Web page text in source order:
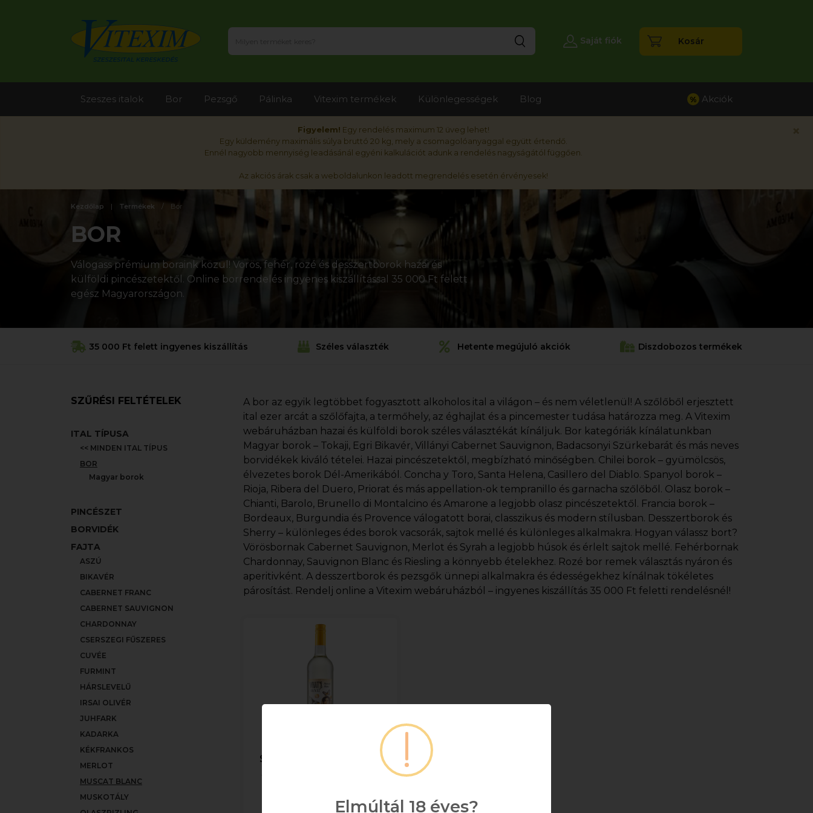
Figyelem! Egy rendelés maximum 12 üveg lehet!
Egy küldemény maximális súlya bruttó 20 kg, mely a csomagolóanyaggal együtt értendő.
Ennél nagyobb mennyiség leadásánál egyéni kalkulációt adunk a rendelés nagyságától függően.
Az akciós árak csak a weboldalunkon leadott megrendelés esetén érvényesek!
Saját fiók Kosár
Szeszes italok Bor Pezsgő Pálinka Vitexim termékek Különlegességek Blog % Akciók
Kezdőlap Termékek Bor
BOR
Válogass prémium boraink közül! Vörös, fehér, rozé és desszertborok hazai és
külföldi pincészetektől. Online borrendelés ingyenes kiszállítással 35 000 Ft felett
egész Magyarországon.
35 000 Ft felett ingyenes kiszállítás Széles választék Hetente megújuló akciók Diszdobozos termékek
SZŰRÉSI FELTÉTELEK
ITAL TÍPUSA
<< MINDEN ITAL TÍPUS
BOR
Magyar borok
PINCÉSZET
BORVIDÉK
FAJTA
ASZÚ
BIKAVÉR
CABERNET FRANC
CABERNET SAUVIGNON
CHARDONNAY
CSERSZEGI FŰSZERES
CUVÉE
FURMINT
HÁRSLEVELŰ
IRSAI OLIVÉR
JUHFARK
KADARKA
KÉKFRANKOS
MERLOT
MUSCAT BLANC
MUSKOTÁLY
A bor az egyik legtöbbet fogyasztott alkoholos ital a világon – és nem véletlenül! A szőlőből erjesztett
ital ezer arcát a szőlőfajta, a termőhely, az éghajlat és a pincemester tudása határozza meg. A Vitexim
webáruházban hazai és külföldi borok széles választékát kínáljuk. Bor kategóriák kínálatunkban
Magyar borok – Tokaji, Egri Bikavér, Villányi Cabernet Sauvignon, Badacsonyi Szürkebarát és más neves
borvidékek kiváló tételei. Hazai pincészetektől, megbízható minőségben. Chilei borok – gyümölcsös,
élvezetes borok Dél-Amerikából. Concha y Toro, Santa Helena, Casillero del Diablo. Spanyol borok –
Rioja, Ribera del Duero, Priorat és más appellation-ok tempranillo és garnacha szőlőből. Olasz borok –
Chianti, Barolo, Brunello di Montalcino és Amarone a legjobb olasz pincészetektől. Francia borok –
Bordeaux, Burgundia és Provence válogatott borai, classzikus és modern stílusban. Desszertborok és
Sherry – különleges édes borok vacsorák, sajtok mellé és különleges alkalmakra. Hogyan válassz bort?
Vörösbornak Cabernet Sauvignon, Merlot és Syrah a legjobb húsok és érlelt sajtok mellé. Fehérbornak
Chardonnay, Sauvignon Blanc és Riesling a könnyebb ételekhez. Rozé bor remek választás nyáron és
aperitivként. A desszertborok és pezsgők ünnepi alkalmakra és édességekhez kínálnak tökéletes
párosítást. Rendelj online a Vitexim webáruházból – ingyenes kiszállítás 35 000 Ft feletti rendelésnél!
Speak Easy What's Next
Elmúltál 18 éves?